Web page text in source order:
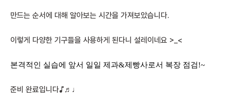
만드는 순서에 대해 알아보는 시간을 가져보았습니다.
이렇게 다양한 기구들을 사용하게 된다니 설레이네요 >_<
본격적인 실습에 앞서 일일 제과&제빵사로서 복장 점검!~
준비 완료입니다♪♬♩